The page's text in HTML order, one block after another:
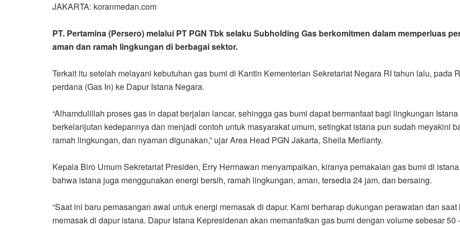
JAKARTA: koranmedan.com
PT. Pertamina (Persero) melalui PT PGN Tbk selaku Subholding Gas berkomitmen dalam memperluas
aman dan ramah lingkungan di berbagai sektor.
Terkait itu setelah melayani kebutuhan gas bumi di Kantin Kementerian Sekretariat Negara RI tahun lalu, pada
perdana (Gas In) ke Dapur Istana Negara.
“Alhamdulillah proses gas in dapat berjalan lancar, sehingga gas bumi dapat bermanfaat bagi lingkungan
berkelanjutan kedepannya dan menjadi contoh untuk masyarakat umum, setingkat istana pun sudah meyakini
ramah lingkungan, dan nyaman digunakan,” ujar Area Head PGN Jakarta, Sheila Merlianty.
Kepala Biro Umum Sekretariat Presiden, Erry Hermawan menyampaikan, kiranya pemakaian gas bumi di
bahwa istana juga menggunakan energi bersih, ramah lingkungan, aman, tersedia 24 jam, dan bersaing.
“Saat ini baru pemasangan awal untuk energi memasak di dapur. Kami berharap dukungan perawatan dan
memasak di dapur istana. Dapur Istana Kepresidenan akan memanfatkan gas bumi dengan volume sebesar 50